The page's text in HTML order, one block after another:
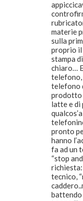
materie
sulla
proprio il
stampa
chiaro…
telefono,
telefono
prodotto
latte e di
pronto
hanno
fa ad un
“stop
richiesta:
tecnico,
battendo